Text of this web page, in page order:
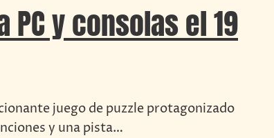
PC y consolas el 19
juego de puzzle protagonizado
y una pista…